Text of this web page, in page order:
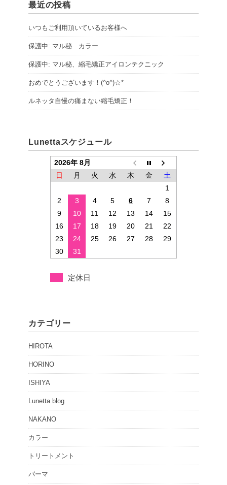
最近の投稿
いつもご利用頂いているお客様へ
保護中: マル秘 カラー
保護中: マル秘、縮毛矯正アイロンテクニック
おめでとうございます！(^o^)☆*
ルネッタ自慢の痛まない縮毛矯正！
Lunettaスケジュール
2026年 8月
日
月 火 水 木 金
土
1
2
3 4 5 6 7
8
9
10 11 12 13 14
15
16
17 18 19 20 21
22
23
24 25 26 27 28
29
30
31
定休日
カテゴリー
HIROTA
HORINO
ISHIYA
Lunetta blog
NAKANO
カラー
トリートメント
パーマ